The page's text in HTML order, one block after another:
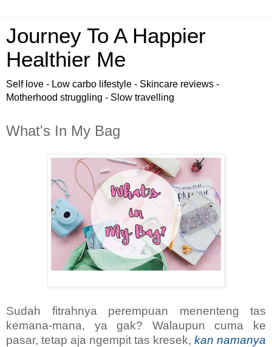
Journey To A Happier
Healthier Me
Self love - Low carbo lifestyle - Skincare reviews -
Motherhood struggling - Slow travelling
What's In My Bag
Sudah fitrahnya perempuan menenteng tas
kemana-mana, ya gak? Walaupun cuma ke
pasar, tetap aja ngempit tas kresek, kan namanya